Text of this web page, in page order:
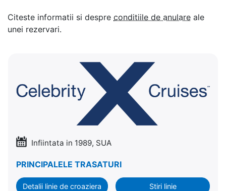
Citeste informatii si despre conditiile de anulare ale
unei rezervari.
Infiintata in 1989, SUA
PRINCIPALELE TRASATURI
Detalii linie de croaziera Stiri linie